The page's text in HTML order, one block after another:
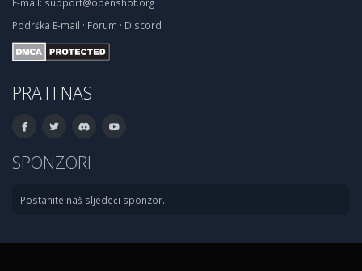
Podrška E-mail · Forum · Discord
PRATI NAS
SPONZORI
Postanite naš sljedeći sponzor.